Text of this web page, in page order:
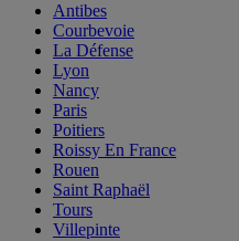
Antibes
Courbevoie
La Défense
Lyon
Nancy
Paris
Poitiers
Roissy En France
Rouen
Saint Raphaël
Tours
Villepinte